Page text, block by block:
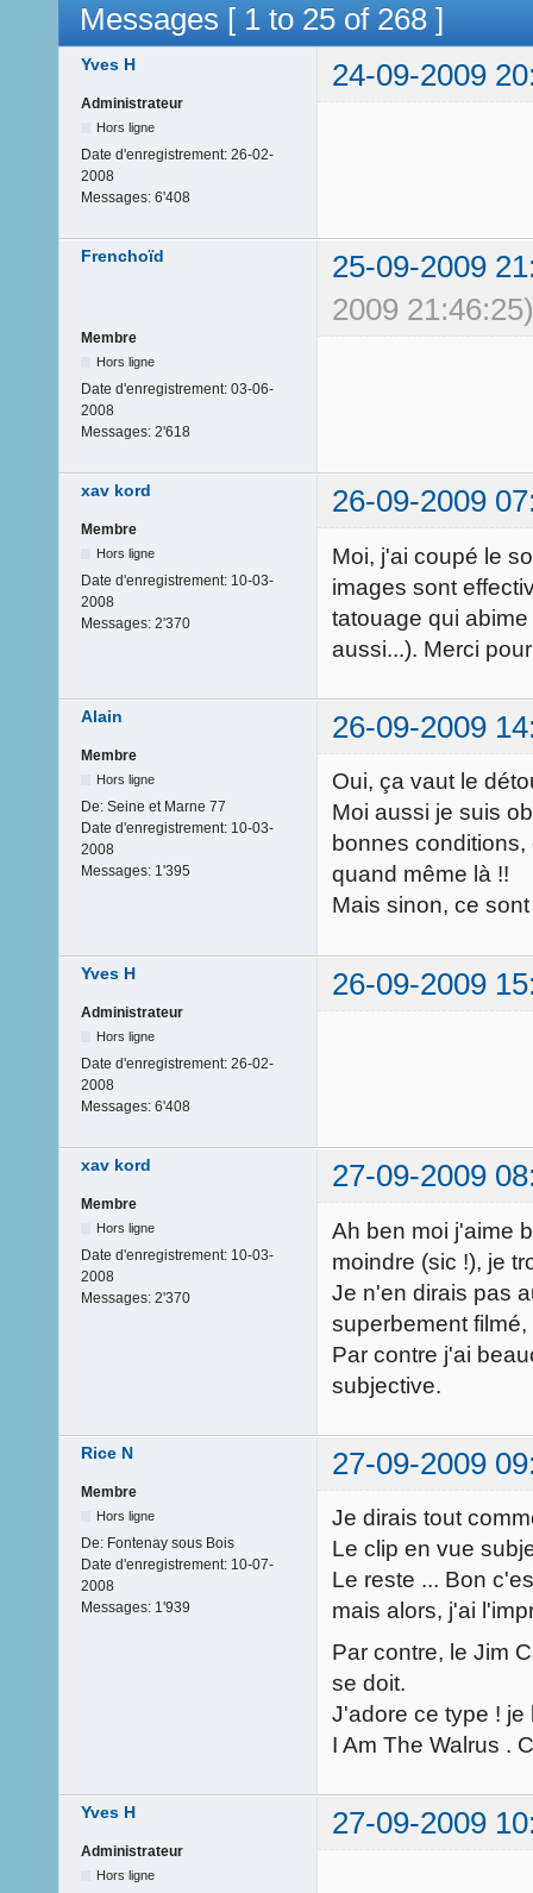
Messages [ 1 to 25 of 268 ]
Yves H 24-09-2009
Administrateur
Hors ligne
Date d'enregistrement: 26-02-
2008
Messages: 6'408
Frenchoïd
25-09-2009
2009 21:46:25)
Membre
Hors ligne
Date d'enregistrement: 03-06-
2008
Messages: 2'618
xav kord 26-09-2009
Membre
Hors ligne
Date d'enregistrement: 10-03-
2008
Messages: 2'370
Moi, j'ai coupé le
images sont
tatouage qui
aussi...). Merci
Alain 26-09-2009
Membre
Hors ligne
De: Seine et Marne 77
Date d'enregistrement: 10-03-
2008
Messages: 1'395
Oui, ça vaut le
Moi aussi je suis
bonnes
quand même là !!
Mais sinon, ce
Yves H 26-09-2009
Administrateur
Hors ligne
Date d'enregistrement: 26-02-
2008
Messages: 6'408
xav kord 27-09-2009
Membre
Hors ligne
Date d'enregistrement: 10-03-
2008
Messages: 2'370
Ah ben moi j'aime
moindre (sic !), je
Je n'en dirais pas
superbement
Par contre j'ai
subjective.
Rice N 27-09-2009
Membre
Hors ligne
De: Fontenay sous Bois
Date d'enregistrement: 10-07-
2008
Messages: 1'939
Je dirais tout
Le clip en vue
Le reste ... Bon
mais alors, j'ai
Par contre, le Jim
se doit.
J'adore ce type !
I Am The Walrus .
Yves H 27-09-2009
Administrateur
Hors ligne